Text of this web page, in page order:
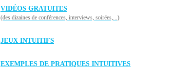
VIDÉOS GRATUITES
(des dizaines de conférences, interviews, soirées,...)
JEUX INTUITIFS
EXEMPLES DE PRATIQUES INTUITIVES